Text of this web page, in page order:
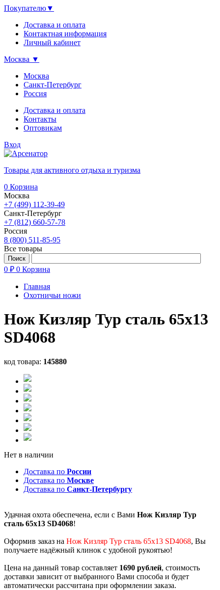
Покупателю▼
Доставка и оплата
Контактная информация
Личный кабинет
Москва ▼
Москва
Санкт-Петербург
Россия
Доставка и оплата
Контакты
Оптовикам
Вход
Товары для активного отдыха и туризма
0 Корзина
Москва
+7 (499) 112-39-49
Санкт-Петербург
+7 (812) 660-57-78
Россия
8 (800) 511-85-95
Все товары
0 ₽ 0 Корзина
Главная
Охотничьи ножи
Нож Кизляр Тур сталь 65х13
SD4068
код товара: 145880
Нет в наличии
Доставка по России
Доставка по Москве
Доставка по Санкт-Петербургу
Удачная охота обеспечена, если с Вами Нож Кизляр Тур
сталь 65х13 SD4068!
Оформив заказ на Нож Кизляр Тур сталь 65х13 SD4068, Вы
получаете надёжный клинок с удобной рукоятью!
Цена на данный товар составляет 1690 рублей, стоимость
доставки зависит от выбранного Вами способа и будет
автоматически рассчитана при оформлении заказа.